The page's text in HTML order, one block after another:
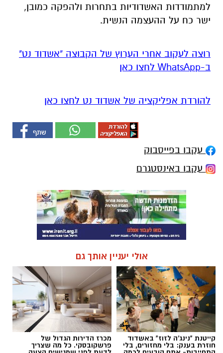
למתמודדות האשדודיות בתחרות ולהפקה כמובן,
ישר כח על ההעצמה הנשית.
רוצה לעקוב אחרי הערוץ של הקבוצה "אשדוד נט"
ב-WhatsApp לחצו כאן
להורדת אפליקציה של אשדוד נט לחצו כאן
עקבו בפייסבוק
עקבו באינסטגרם
אולי יעניין אותך גם
קייטנת "נינג'ה לזוז" באשדוד
חוזרת בענק: בלי מחזורים, בלי
מכרז הדירות הגדול של
פרשקובסקי. כל מה שצריך